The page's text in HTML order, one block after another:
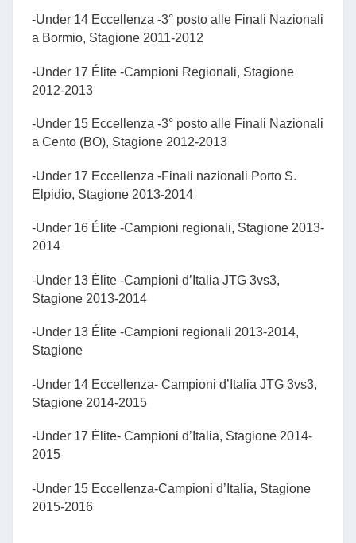
-Under 14 Eccellenza -3° posto alle Finali Nazionali
a Bormio, Stagione 2011-2012
-Under 17 Élite -Campioni Regionali, Stagione
2012-2013
-Under 15 Eccellenza -3° posto alle Finali Nazionali
a Cento (BO), Stagione 2012-2013
-Under 17 Eccellenza -Finali nazionali Porto S.
Elpidio, Stagione 2013-2014
-Under 16 Élite -Campioni regionali, Stagione 2013-
2014
-Under 13 Élite -Campioni d’Italia JTG 3vs3,
Stagione 2013-2014
-Under 13 Élite -Campioni regionali 2013-2014,
Stagione
-Under 14 Eccellenza- Campioni d’Italia JTG 3vs3,
Stagione 2014-2015
-Under 17 Élite- Campioni d’Italia, Stagione 2014-
2015
-Under 15 Eccellenza-Campioni d’Italia, Stagione
2015-2016